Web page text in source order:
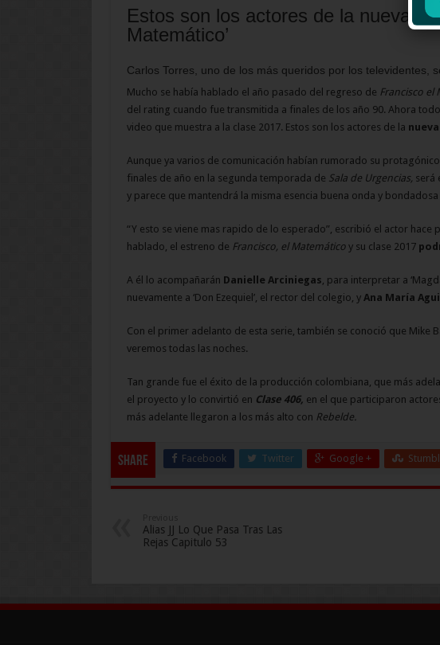
Estos son los actores de la nueva
Matemático’
Carlos Torres, uno de los más queridos por los televidentes,
Mucho se había hablado el año pasado del regreso de Francisco el
del rating cuando fue transmitida a finales de los año 90. Ahora
video que muestra a la clase 2017. Estos son los actores de la
Aunque ya varios de comunicación habían rumorado su
finales de año en la segunda temporada de Sala de Urgencias, será
y parece que mantendrá la misma esencia buena onda y
“Y esto se viene mas rapido de lo esperado”, escribió el actor hace
hablado, el estreno de Francisco, el Matemáticoy su clase 2017
A él lo acompañarán Danielle Arciniegas , para interpretar a
nuevamente a ‘Don Ezequiel’, el rector del colegio, y Ana María
Con el primer adelanto de esta serie, también se conoció que Mike
veremos todas las noches.
Tan grande fue el éxito de la producción colombiana, que más
el proyecto y lo convirtió en Clase 406, en el que participaron
más adelante llegaron a los más alto con Rebelde.
Share Facebook Twitter Google +
Alias JJ Lo Que Pasa Tras Las
Rejas Capitulo 53